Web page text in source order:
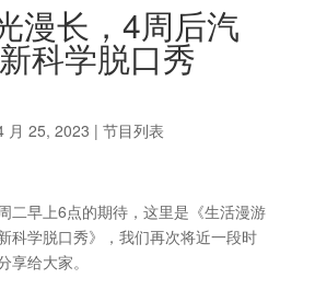
漫长，4周后汽
科学脱口秀
月 25, 2023 | 节目列表
二早上6点的期待，这里是《生活漫游
科学脱口秀》，我们再次将近一段时
享给大家。